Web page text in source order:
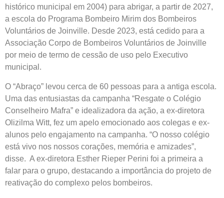
histórico municipal em 2004) para abrigar, a partir de 2027,
a escola do Programa Bombeiro Mirim dos Bombeiros
Voluntários de Joinville. Desde 2023, está cedido para a
Associação Corpo de Bombeiros Voluntários de Joinville
por meio de termo de cessão de uso pelo Executivo
municipal.
O “Abraço” levou cerca de 60 pessoas para a antiga escola.
Uma das entusiastas da campanha “Resgate o Colégio
Conselheiro Mafra” e idealizadora da ação, a ex-diretora
Olizilma Witt, fez um apelo emocionado aos colegas e ex-
alunos pelo engajamento na campanha. “O nosso colégio
está vivo nos nossos corações, memória e amizades”,
disse. A ex-diretora Esther Rieper Perini foi a primeira a
falar para o grupo, destacando a importância do projeto de
reativação do complexo pelos bombeiros.